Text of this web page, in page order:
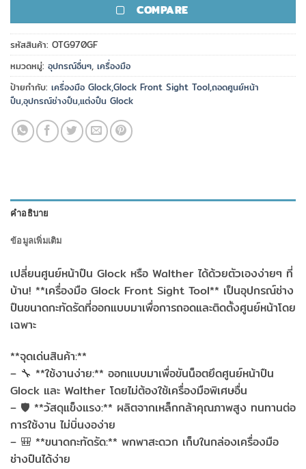
COMPARE
รหัสสินค้า: OTG970GF
หมวดหมู่: อุปกรณ์อื่นๆ, เครื่องมือ
ป้ายกำกับ: เครื่องมือ Glock,Glock Front Sight Tool,ถอดศูนย์หน้า
ปืน,อุปกรณ์ช่างปืน,แต่งปืน Glock
คำอธิบาย
ข้อมูลเพิ่มเติม
เปลี่ยนศูนย์หน้าปืน Glock หรือ Walther ได้ด้วยตัวเองง่ายๆ ที่
บ้าน! **เครื่องมือ Glock Front Sight Tool** เป็นอุปกรณ์ช่าง
ปืนขนาดกะทัดรัดที่ออกแบบมาเพื่อการถอดและติดตั้งศูนย์หน้าโดย
เฉพาะ
**จุดเด่นสินค้า:**
– 🔧 **ใช้งานง่าย:** ออกแบบมาเพื่อขันน็อตยึดศูนย์หน้าปืน
Glock และ Walther โดยไม่ต้องใช้เครื่องมือพิเศษอื่น
– 🛡️ **วัสดุแข็งแรง:** ผลิตจากเหล็กกล้าคุณภาพสูง ทนทานต่อ
การใช้งาน ไม่บิ่นงอง่าย
– 🎒 **ขนาดกะทัดรัด:** พกพาสะดวก เก็บในกล่องเครื่องมือ
ช่างปืนได้ง่าย